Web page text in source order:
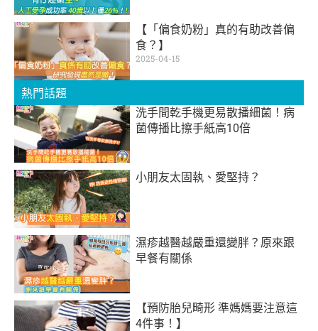
【「偏食奶粉」真的有助改善偏
食？】
2025-04-15
熱門話題
洗手間乾手機更易散播細菌！病
菌傳播比擦手紙高10倍
小朋友太固執、愛堅持？
濕疹越醫越嚴重還變胖？原來跟
早餐有關係
【預防胎兒畸形 準媽媽要注意這
4件事！】